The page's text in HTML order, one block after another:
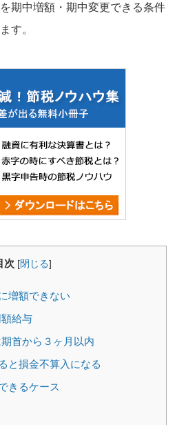
期中増額・期中変更できる条件
す。
次 [閉じる]
増額できない
給与
首から３ヶ月以内
と損金不算入になる
きるケース